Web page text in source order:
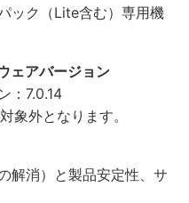
ック（Lite含む）専用機
ェアバージョン
：7.0.14
象外となります。
解消）と製品安定性、サ